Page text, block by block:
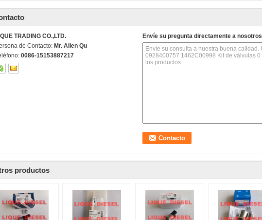
TRADING CO.,LTD.
de Contacto: Mr. Allen Qu
0086-15153887217
Envíe su pregunta directamente a nosotros
productos